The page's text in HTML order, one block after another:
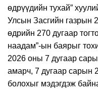
өдрүүдийн тухай”
Улсын Засгийн газрын
өдрийн 270 дугаар
наадам”-ын баярыг
2026 оны 7 дугаар
амарч, 7 дугаар сарын
болохыг мэдэгдэж